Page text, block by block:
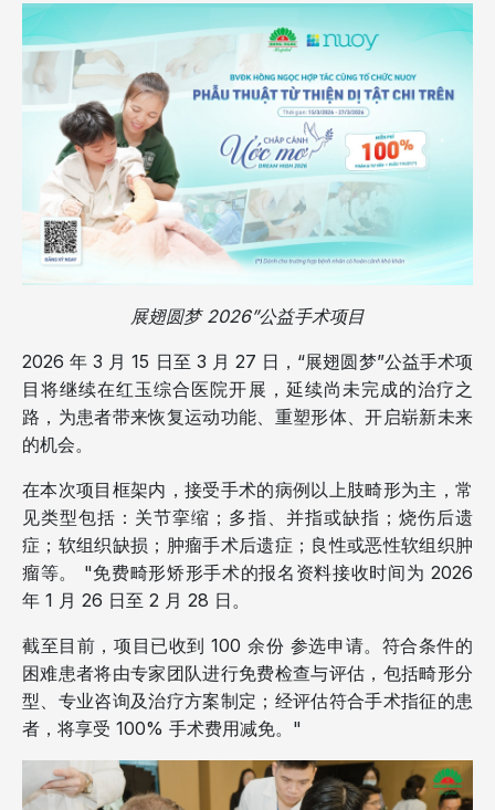
展翅圆梦 2026”公益手术项目
2026 年 3 月 15 日至 3 月 27 日，“展翅圆梦”公益手术项
目将继续在红玉综合医院开展，延续尚未完成的治疗之
路，为患者带来恢复运动功能、重塑形体、开启崭新未来
的机会。
在本次项目框架内，接受手术的病例以上肢畸形为主，常
见类型包括：关节挛缩；多指、并指或缺指；烧伤后遗
症；软组织缺损；肿瘤手术后遗症；良性或恶性软组织肿
瘤等。 "免费畸形矫形手术的报名资料接收时间为 2026
年 1 月 26 日至 2 月 28 日。
截至目前，项目已收到 100 余份 参选申请。符合条件的
困难患者将由专家团队进行免费检查与评估，包括畸形分
型、专业咨询及治疗方案制定；经评估符合手术指征的患
者，将享受 100% 手术费用减免。"